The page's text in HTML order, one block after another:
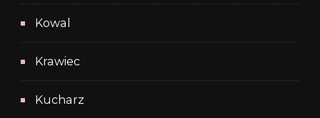
Kowal
Krawiec
Kucharz